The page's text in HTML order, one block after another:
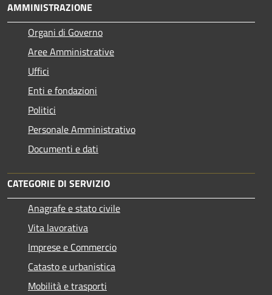
AMMINISTRAZIONE
Organi di Governo
Aree Amministrative
Uffici
Enti e fondazioni
Politici
Personale Amministrativo
Documenti e dati
CATEGORIE DI SERVIZIO
Anagrafe e stato civile
Vita lavorativa
Imprese e Commercio
Catasto e urbanistica
Mobilità e trasporti